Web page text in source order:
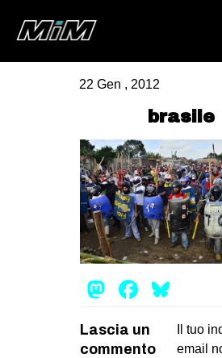
ABOUT
AREA
GAZA
CSOA
MSM
ZAM
22 Gen , 2012
brasile
Mastodon
Lascia un
commento
Il tuo
email